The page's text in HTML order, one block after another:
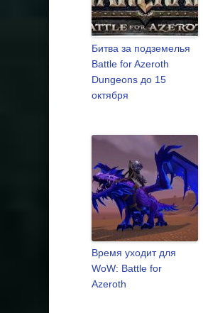
Битва за подземелья
Battle for Azeroth
Dungeons до 15
октября
Время уходит для
WoW: Battle for
Azeroth